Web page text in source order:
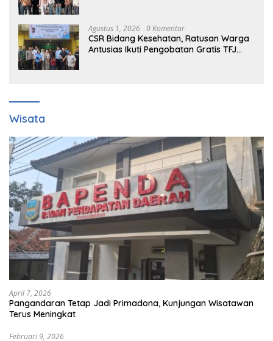
Agustus 1, 2026 0 Komentar
CSR Bidang Kesehatan, Ratusan Warga
Antusias Ikuti Pengobatan Gratis TFJ
Wisata
April 7, 2026
Pangandaran Tetap Jadi Primadona, Kunjungan Wisatawan
Terus Meningkat
Februari 9, 2026